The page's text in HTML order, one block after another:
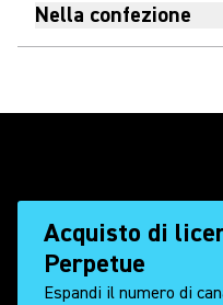
Nella confezione
Acquisto di
Perpetue
Espandi il numero di